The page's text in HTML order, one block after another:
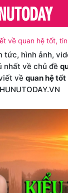
về quan hệ tốt,
tức, hình ảnh,
nhất về chủ đề
về quan hệ tốt